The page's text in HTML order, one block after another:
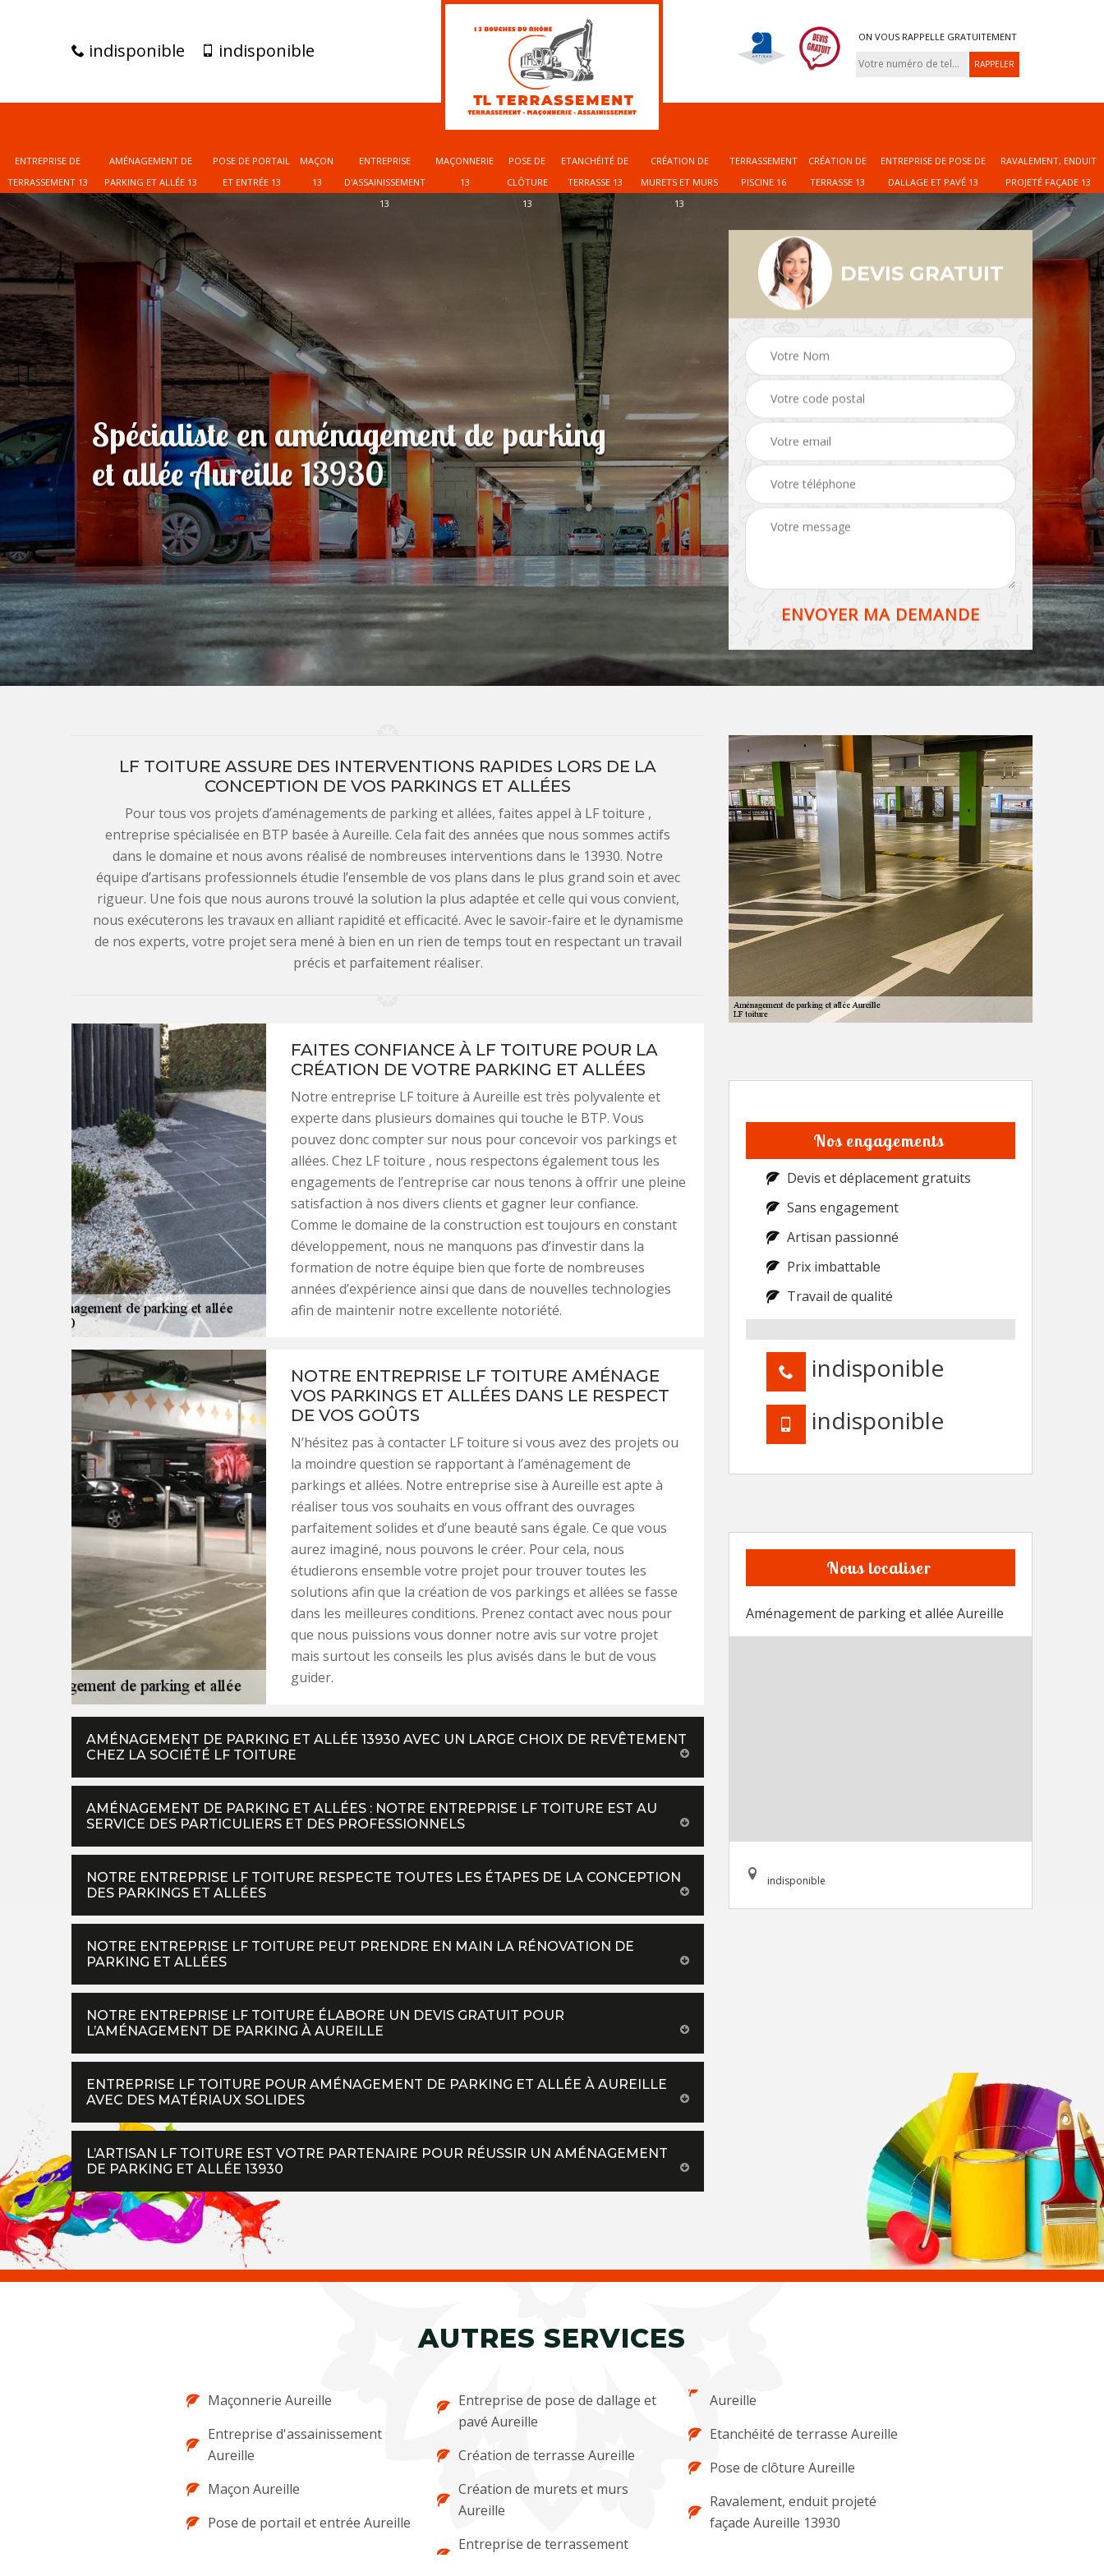
indisponible indisponible
ON VOUS RAPPELLE GRATUITEMENT
ENTREPRISE DE
TERRASSEMENT 13
AMÉNAGEMENT DE
PARKING ET ALLÉE 13
POSE DE PORTAIL
ET ENTRÉE 13
MAÇON
13
ENTREPRISE
D'ASSAINISSEMENT
13
MAÇONNERIE
13
POSE DE
CLÔTURE
13
ETANCHÉITÉ DE
TERRASSE 13
CRÉATION DE
MURETS ET MURS
13
TERRASSEMENT
PISCINE 16
CRÉATION DE
TERRASSE 13
ENTREPRISE DE POSE DE
DALLAGE ET PAVÉ 13
RAVALEMENT, ENDUIT
PROJETÉ FAÇADE 13
Spécialiste en aménagement de parking
et allée Aureille 13930
DEVIS GRATUIT
LF TOITURE ASSURE DES INTERVENTIONS RAPIDES LORS DE LA
CONCEPTION DE VOS PARKINGS ET ALLÉES
Pour tous vos projets d’aménagements de parking et allées, faites appel à LF toiture ,
entreprise spécialisée en BTP basée à Aureille. Cela fait des années que nous sommes actifs
dans le domaine et nous avons réalisé de nombreuses interventions dans le 13930. Notre
équipe d’artisans professionnels étudie l’ensemble de vos plans dans le plus grand soin et avec
rigueur. Une fois que nous aurons trouvé la solution la plus adaptée et celle qui vous convient,
nous exécuterons les travaux en alliant rapidité et efficacité. Avec le savoir-faire et le dynamisme
de nos experts, votre projet sera mené à bien en un rien de temps tout en respectant un travail
précis et parfaitement réaliser.
FAITES CONFIANCE À LF TOITURE POUR LA
CRÉATION DE VOTRE PARKING ET ALLÉES
Notre entreprise LF toiture à Aureille est très polyvalente et
experte dans plusieurs domaines qui touche le BTP. Vous
pouvez donc compter sur nous pour concevoir vos parkings et
allées. Chez LF toiture , nous respectons également tous les
engagements de l’entreprise car nous tenons à offrir une pleine
satisfaction à nos divers clients et gagner leur confiance.
Comme le domaine de la construction est toujours en constant
développement, nous ne manquons pas d’investir dans la
formation de notre équipe bien que forte de nombreuses
années d’expérience ainsi que dans de nouvelles technologies
afin de maintenir notre excellente notoriété.
NOTRE ENTREPRISE LF TOITURE AMÉNAGE
VOS PARKINGS ET ALLÉES DANS LE RESPECT
DE VOS GOÛTS
N’hésitez pas à contacter LF toiture si vous avez des projets ou
la moindre question se rapportant à l’aménagement de
parkings et allées. Notre entreprise sise à Aureille est apte à
réaliser tous vos souhaits en vous offrant des ouvrages
parfaitement solides et d’une beauté sans égale. Ce que vous
aurez imaginé, nous pouvons le créer. Pour cela, nous
étudierons ensemble votre projet pour trouver toutes les
solutions afin que la création de vos parkings et allées se fasse
dans les meilleures conditions. Prenez contact avec nous pour
que nous puissions vous donner notre avis sur votre projet
mais surtout les conseils les plus avisés dans le but de vous
guider.
AMÉNAGEMENT DE PARKING ET ALLÉE 13930 AVEC UN LARGE CHOIX DE REVÊTEMENT
CHEZ LA SOCIÉTÉ LF TOITURE
AMÉNAGEMENT DE PARKING ET ALLÉES : NOTRE ENTREPRISE LF TOITURE EST AU
SERVICE DES PARTICULIERS ET DES PROFESSIONNELS
NOTRE ENTREPRISE LF TOITURE RESPECTE TOUTES LES ÉTAPES DE LA CONCEPTION
DES PARKINGS ET ALLÉES
NOTRE ENTREPRISE LF TOITURE PEUT PRENDRE EN MAIN LA RÉNOVATION DE
PARKING ET ALLÉES
NOTRE ENTREPRISE LF TOITURE ÉLABORE UN DEVIS GRATUIT POUR
L’AMÉNAGEMENT DE PARKING À AUREILLE
ENTREPRISE LF TOITURE POUR AMÉNAGEMENT DE PARKING ET ALLÉE À AUREILLE
AVEC DES MATÉRIAUX SOLIDES
L’ARTISAN LF TOITURE EST VOTRE PARTENAIRE POUR RÉUSSIR UN AMÉNAGEMENT
DE PARKING ET ALLÉE 13930
Nos engagements
Devis et déplacement gratuits
Sans engagement
Artisan passionné
Prix imbattable
Travail de qualité
indisponible
indisponible
Nous localiser
Aménagement de parking et allée Aureille
indisponible
AUTRES SERVICES
Maçonnerie Aureille
Entreprise d'assainissement
Aureille
Maçon Aureille
Pose de portail et entrée Aureille
Entreprise de pose de dallage et
pavé Aureille
Création de terrasse Aureille
Création de murets et murs
Aureille
Entreprise de terrassement
Aureille
Etanchéité de terrasse Aureille
Pose de clôture Aureille
Ravalement, enduit projeté
façade Aureille 13930